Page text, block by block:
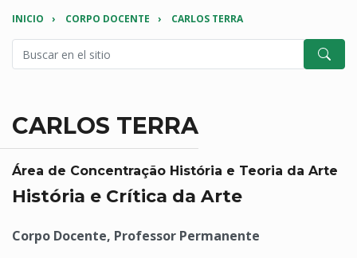
INICIO CORPO DOCENTE CARLOS TERRA
CARLOS TERRA
Área de Concentração História e Teoria da Arte
História e Crítica da Arte
Corpo Docente, Professor Permanente